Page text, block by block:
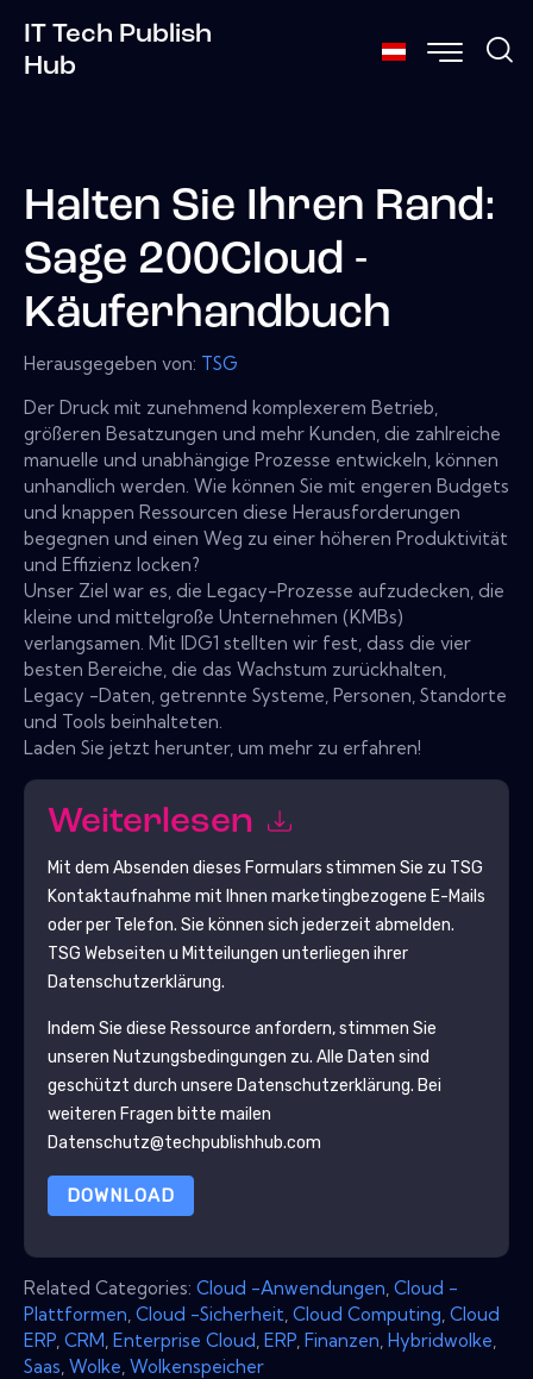
IT Tech Publish
Hub
Halten Sie Ihren Rand:
Sage 200Cloud -
Käuferhandbuch
Herausgegeben von: TSG
Der Druck mit zunehmend komplexerem Betrieb,
größeren Besatzungen und mehr Kunden, die zahlreiche
manuelle und unabhängige Prozesse entwickeln, können
unhandlich werden. Wie können Sie mit engeren Budgets
und knappen Ressourcen diese Herausforderungen
begegnen und einen Weg zu einer höheren Produktivität
und Effizienz locken?
Unser Ziel war es, die Legacy-Prozesse aufzudecken, die
kleine und mittelgroße Unternehmen (KMBs)
verlangsamen. Mit IDG1 stellten wir fest, dass die vier
besten Bereiche, die das Wachstum zurückhalten,
Legacy -Daten, getrennte Systeme, Personen, Standorte
und Tools beinhalteten.
Laden Sie jetzt herunter, um mehr zu erfahren!
Weiterlesen
Mit dem Absenden dieses Formulars stimmen Sie zu TSG
Kontaktaufnahme mit Ihnen marketingbezogene E-Mails
oder per Telefon. Sie können sich jederzeit abmelden.
TSG Webseiten u Mitteilungen unterliegen ihrer
Datenschutzerklärung.
Indem Sie diese Ressource anfordern, stimmen Sie
unseren Nutzungsbedingungen zu. Alle Daten sind
geschützt durch unsere Datenschutzerklärung. Bei
weiteren Fragen bitte mailen
Datenschutz@techpublishhub.com
DOWNLOAD
Related Categories: Cloud -Anwendungen Cloud -
Plattformen Cloud -Sicherheit Cloud Computing Cloud
ERP CRM Enterprise Cloud ERP Finanzen Hybridwolke
Saas Wolke Wolkenspeicher